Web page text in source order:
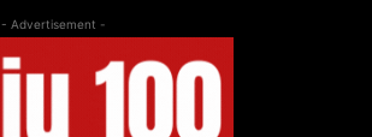
- Advertisement -